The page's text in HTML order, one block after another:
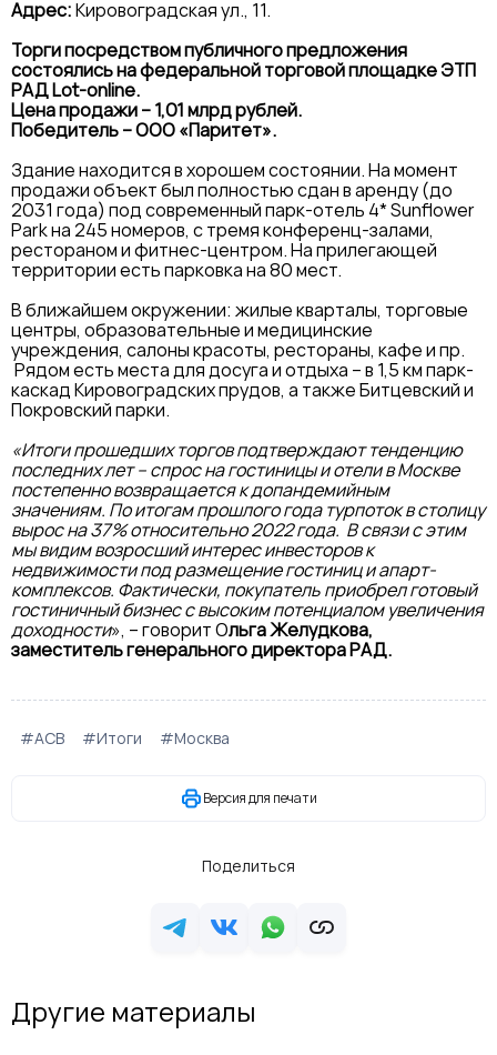
Адрес:Кировоградская ул., 11.
Торги посредством публичного предложения
состоялись на федеральной торговой площадке ЭТП
РАД Lot-online.
Цена продажи – 1,01 млрд рублей.
Победитель – ООО «Паритет».
Здание находится в хорошем состоянии. На момент
продажи объект был полностью сдан в аренду (до
2031 года) под современный парк-отель 4* Sunflower
Park на 245 номеров, с тремя конференц-залами,
рестораном и фитнес-центром. На прилегающей
территории есть парковка на 80 мест.
В ближайшем окружении: жилые кварталы, торговые
центры, образовательные и медицинские
учреждения, салоны красоты, рестораны, кафе и пр.
Рядом есть места для досуга и отдыха – в 1,5 км парк-
каскад Кировоградских прудов, а также Битцевский и
Покровский парки.
«Итоги прошедших торгов подтверждают тенденцию
последних лет – спрос на гостиницы и отели в Москве
постепенно возвращается к допандемийным
значениям. По итогам прошлого года турпоток в столицу
вырос на 37% относительно 2022 года. В связи с этим
мы видим возросший интерес инвесторов к
недвижимости под размещение гостиниц и апарт-
комплексов. Фактически, покупатель приобрел готовый
гостиничный бизнес с высоким потенциалом увеличения
доходности», – говорит Ольга Желудкова,
заместитель генерального директора РАД.
#АСВ #Итоги #Москва
Версия для печати
Поделиться
Другие материалы